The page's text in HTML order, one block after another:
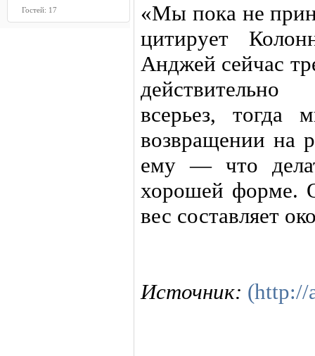
Гостей: 17
«Мы пока не
цитирует
Анджей сейчас
действительно
всерьез, тогда
возвращении на
ему — что
хорошей форме.
вес составляет
Источник: (http://